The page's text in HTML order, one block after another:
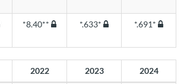
*8.40** *.633* *.691*
2022 2023 2024